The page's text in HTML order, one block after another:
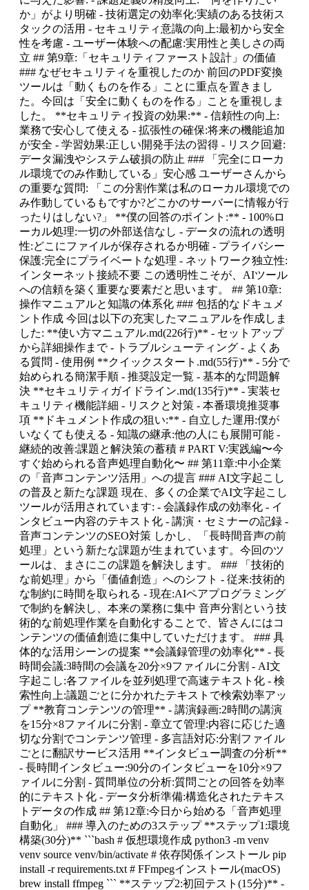
か」がより明確 - 技術選定の効率化:実績のある技術ス
タックの活用 - セキュリティ意識の向上:最初から安全
性を考慮 - ユーザー体験への配慮:実用性と美しさの両
立 ## 第9章:「セキュリティファースト設計」の価値
### なぜセキュリティを重視したのか 前回のPDF変換
ツールは「動くものを作る」ことに重点を置きまし
た。今回は「安全に動くものを作る」ことを重視しま
した。 **セキュリティ投資の効果:** - 信頼性の向上:
業務で安心して使える - 拡張性の確保:将来の機能追加
が安全 - 学習効果:正しい開発手法の習得 - リスク回避:
データ漏洩やシステム破損の防止 ### 「完全にローカ
ル環境でのみ作動している」安心感 ユーザーさんから
の重要な質問: 「この分割作業は私のローカル環境での
み作動しているもですか?どこかのサーバーに情報が行
ったりはしない?」 **僕の回答のポイント:** - 100%ロ
ーカル処理:一切の外部送信なし - データの流れの透明
性:どこにファイルが保存されるか明確 - プライバシー
保護:完全にプライベートな処理 - ネットワーク独立性:
インターネット接続不要 この透明性こそが、AIツール
への信頼を築く重要な要素だと思います。 ## 第10章:
操作マニュアルと知識の体系化 ### 包括的なドキュメ
ント作成 今回は以下の充実したマニュアルを作成しま
した: **使い方マニュアル.md(226行)** - セットアップ
から詳細操作まで - トラブルシューティング - よくあ
る質問 - 使用例 **クイックスタート.md(55行)** - 5分で
始められる簡潔手順 - 推奨設定一覧 - 基本的な問題解
決 **セキュリティガイドライン.md(135行)** - 実装セ
キュリティ機能詳細 - リスクと対策 - 本番環境推奨事
項 **ドキュメント作成の狙い:** - 自立した運用:僕が
いなくても使える - 知識の継承:他の人にも展開可能 -
継続的改善:課題と解決策の蓄積 # PART V:実践編〜今
すぐ始められる音声処理自動化〜 ## 第11章:中小企業
の「音声コンテンツ活用」への提言 ### AI文字起こし
の普及と新たな課題 現在、多くの企業でAI文字起こし
ツールが活用されています: - 会議録作成の効率化 - イ
ンタビュー内容のテキスト化 - 講演・セミナーの記録 -
音声コンテンツのSEO対策 しかし、「長時間音声の前
処理」という新たな課題が生まれています。今回のツ
ールは、まさにこの課題を解決します。 ### 「技術的
な前処理」から「価値創造」へのシフト - 従来:技術的
な制約に時間を取られる - 現在:AIペアプログラミング
で制約を解決し、本来の業務に集中 音声分割という技
術的な前処理作業を自動化することで、皆さんにはコ
ンテンツの価値創造に集中していただけます。 ### 具
体的な活用シーンの提案 **会議録管理の効率化** - 長
時間会議:3時間の会議を20分×9ファイルに分割 - AI文
字起こし:各ファイルを並列処理で高速テキスト化 - 検
索性向上:議題ごとに分かれたテキストで検索効率アッ
プ **教育コンテンツの管理** - 講演録画:2時間の講演
を15分×8ファイルに分割 - 章立て管理:内容に応じた適
切な分割でコンテンツ管理 - 多言語対応:分割ファイル
ごとに翻訳サービス活用 **インタビュー調査の分析**
- 長時間インタビュー:90分のインタビューを10分×9フ
ァイルに分割 - 質問単位の分析:質問ごとの回答を効率
的にテキスト化 - データ分析準備:構造化されたテキス
トデータの作成 ## 第12章:今日から始める「音声処理
自動化」 ### 導入のための3ステップ **ステップ1:環境
構築(30分)** ```bash # 仮想環境作成 python3 -m venv
venv source venv/bin/activate # 依存関係インストール pip
install -r requirements.txt # FFmpegインストール(macOS)
brew install ffmpeg ``` **ステップ2:初回テスト(15分)** -